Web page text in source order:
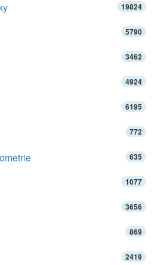
19824
5790
3462
4924
6195
772
635
1077
3656
869
2419